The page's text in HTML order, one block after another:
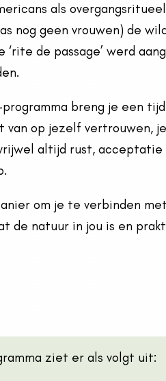
als
nog geen vrouwen) de
‘rite de passage’ werd
programma breng je een
van op jezelf vertrouwen,
altijd rust, acceptatie
om je te verbinden
de natuur in jou is en
ziet er als volgt uit: